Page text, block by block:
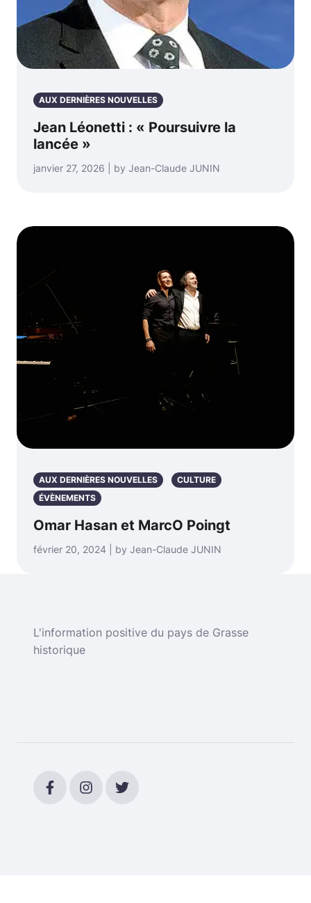
AUX DERNIÈRES NOUVELLES
Jean Léonetti : « Poursuivre la
lancée »
janvier 27, 2026 | by Jean-Claude JUNIN
AUX DERNIÈRES NOUVELLES
CULTURE
ÉVÈNEMENTS
Omar Hasan et MarcO Poingt
février 20, 2024 | by Jean-Claude JUNIN
L'information positive du pays de Grasse
historique